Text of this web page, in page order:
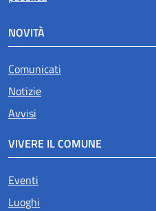
NOVITÀ
Comunicati
Notizie
Avvisi
VIVERE IL COMUNE
Eventi
Luoghi